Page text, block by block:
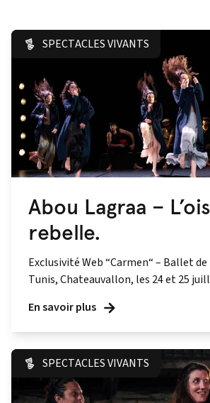
SPECTACLES VIVANTS
Abou Lagraa –
rebelle.
Exclusivité Web “Carmen“ – Ballet de
Tunis, Chateauvallon, les 24 et 25
En savoir plus
SPECTACLES VIVANTS